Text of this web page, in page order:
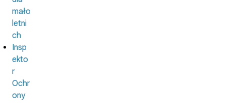
mało
letni
ch
Insp
ekto
r
Ochr
ony